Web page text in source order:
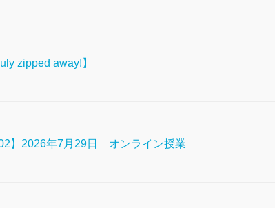
zipped away!】
】2026年7月29日 オンライン授業